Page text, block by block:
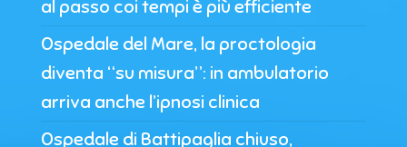
al passo coi tempi è più efficiente
Ospedale del Mare, la proctologia
diventa “su misura”: in ambulatorio
arriva anche l’ipnosi clinica
Ospedale di Battipaglia chiuso,